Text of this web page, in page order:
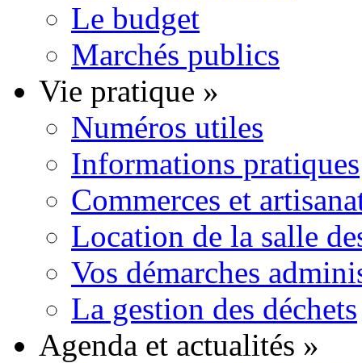
Le budget
Marchés publics
Vie pratique »
Numéros utiles
Informations pratiques
Commerces et
Location de la salle
Vos démarches
La gestion des déchets
Agenda et actualités »